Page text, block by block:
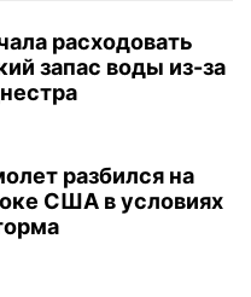
расходовать
запас воды из-за
разбился на
США в условиях